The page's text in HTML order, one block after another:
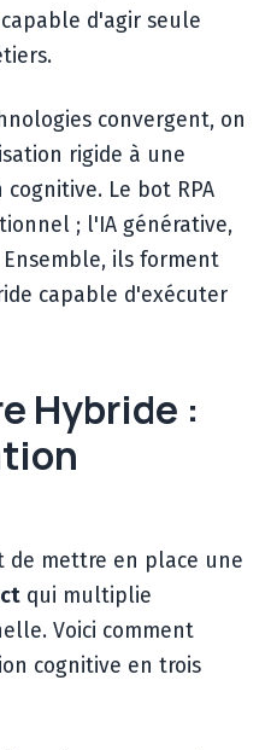
d'agir seule
convergent, on
rigide à une
Le bot RPA
; l'IA générative,
ils forment
capable d'exécuter
Hybride :
de mettre en place une
qui multiplie
Voici comment
cognitive en trois